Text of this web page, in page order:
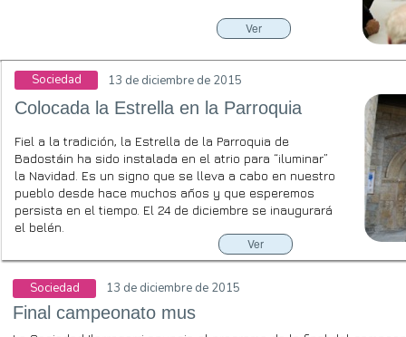
Ver
Sociedad 13 de diciembre de 2015
Colocada la Estrella en la Parroquia
Fiel a la tradición, la Estrella de la Parroquia de
Badostáin ha sido instalada en el atrio para “iluminar”
la Navidad. Es un signo que se lleva a cabo en nuestro
pueblo desde hace muchos años y que esperemos
persista en el tiempo. El 24 de diciembre se inaugurará
el belén.
Ver
Sociedad 13 de diciembre de 2015
Final campeonato mus